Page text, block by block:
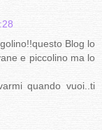
Blog lo
e piccolino ma lo
quando vuoi..ti